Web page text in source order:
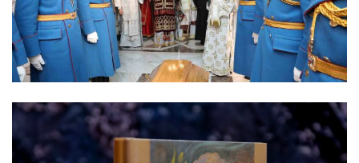
ПОНУДА ЕПАРХИЈСКЕ
РАДИОНИЦЕ
Prethodni
ИЗДВАЈАМО АРХИВА